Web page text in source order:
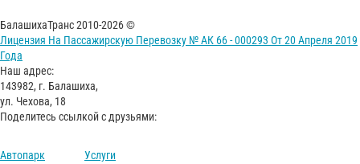
БалашихаТранс 2010-2026 ©
Лицензия На Пассажирскую Перевозку № АК 66 - 000293 От 20 Апреля 2019
Года
Наш адрес:
143982, г. Балашиха,
ул. Чехова, 18
Поделитесь ссылкой с друзьями:
Автопарк
Услуги